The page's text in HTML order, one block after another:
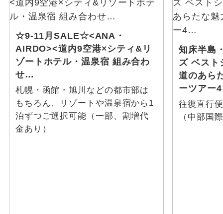
☆9-11月SALE☆<ANA・
AIRDO><道内9空港×シティ&リ
ゾートホテル・温泉宿 組み合わ
せ…
札幌・函館・旭川などの都市部は
もちろん、リゾートや温泉宿から1
泊ずつご選択可能（一部、割増代
金あり）
知床半島
ズ ベスト
道のあら
ーツアー
往復直行
（中部国